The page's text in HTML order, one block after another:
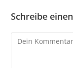
Schreibe